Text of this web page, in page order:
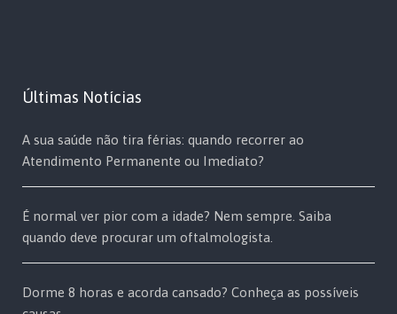
Últimas Notícias
A sua saúde não tira férias: quando recorrer ao
Atendimento Permanente ou Imediato?
É normal ver pior com a idade? Nem sempre. Saiba
quando deve procurar um oftalmologista.
Dorme 8 horas e acorda cansado? Conheça as possíveis